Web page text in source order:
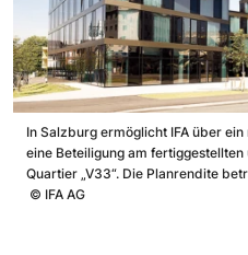
In Salzburg ermöglicht IFA über
eine Beteiligung am
Quartier „V33“. Die Planrendite
© IFA AG